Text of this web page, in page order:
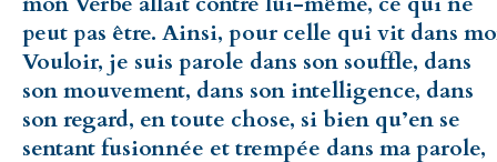
peut pas être. Ainsi, pour celle qui vit dans
Vouloir, je suis parole dans son souffle, dans
son mouvement, dans son intelligence, dans
son regard, en toute chose, si bien qu’en se
sentant fusionnée et trempée dans ma parole,